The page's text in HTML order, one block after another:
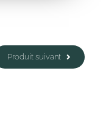
Produit suivant